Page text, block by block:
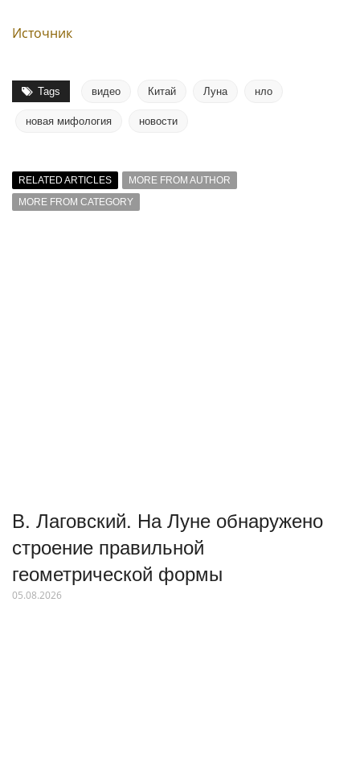
Источник
Tags видео Китай Луна нло
новая мифология новости
RELATED ARTICLES
MORE FROM AUTHOR
MORE FROM CATEGORY
В. Лаговский. На Луне обнаружено
строение правильной
геометрической формы
05.08.2026